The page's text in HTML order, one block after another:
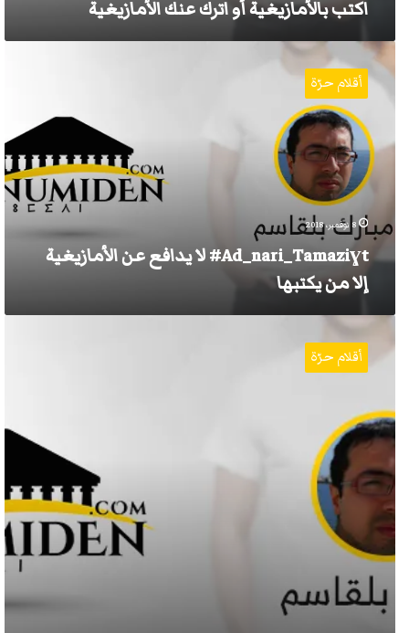
اكتب بالأمازيغية أو اترك عنك الأمازيغية
Ad_nari_Tamaziɣt#
لا
يدافع
الأمازيغية
إلا
يكتبها
أقلام حرّة
8 نوفمبر، 2018
Ad_nari_Tamaziɣt# لا يدافع عن الأمازيغية
إلا من يكتبها
ما
هو
حرف
في
اللغة
الأمازيغية
؟
أقلام حرّة